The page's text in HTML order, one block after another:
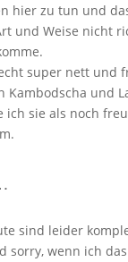
hier zu tun und
und Weise nicht
super nett und
Kambodscha und
ich sie als noch
sind leider
sorry, wenn ich das